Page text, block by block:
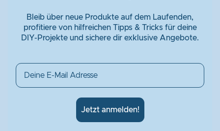
Bleib über neue Produkte auf dem Laufenden,
profitiere von hilfreichen Tipps & Tricks für deine
DIY-Projekte und sichere dir exklusive Angebote.
Email
Jetzt anmelden!